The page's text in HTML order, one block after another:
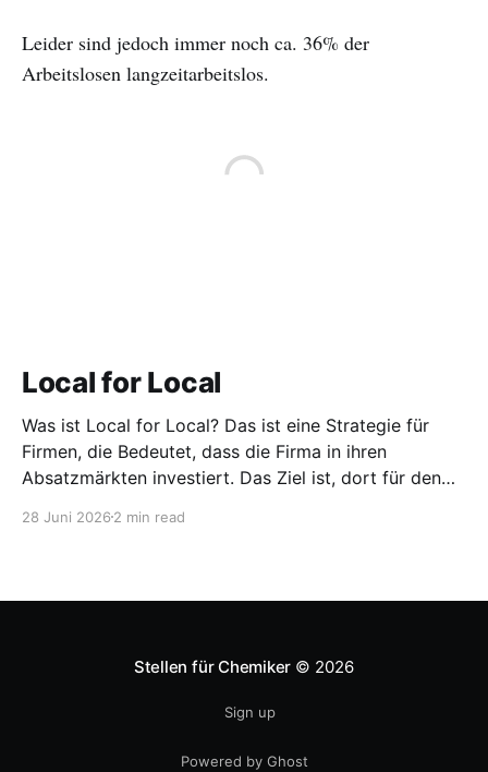
Leider sind jedoch immer noch ca. 36% der
Arbeitslosen langzeitarbeitslos.
Local for Local
Was ist Local for Local? Das ist eine Strategie für
Firmen, die Bedeutet, dass die Firma in ihren
Absatzmärkten investiert. Das Ziel ist, dort für den
entwickeln. Diese Strategie ist von Toyota bekannt,
28 Juni 2026 2 min read
Stellen für Chemiker © 2026
Sign up
Powered by Ghost